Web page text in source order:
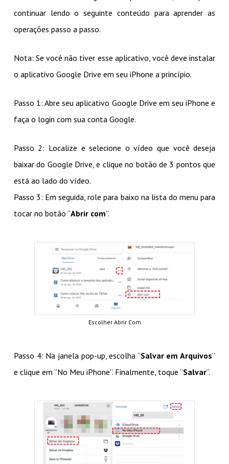
continuar lendo o seguinte conteúdo para aprender as
operações passo a passo.
Nota: Se você não tiver esse aplicativo, você deve instalar
o aplicativo Google Drive em seu iPhone a princípio.
Passo 1: Abre seu aplicativo Google Drive em seu iPhone e
faça o login com sua conta Google.
Passo 2: Localize e selecione o vídeo que você deseja
baixar do Google Drive, e clique no botão de 3 pontos que
está ao lado do vídeo.
Passo 3: Em seguida, role para baixo na lista do menu para
tocar no botão “Abrir com”.
Escolher Abrir Com
Passo 4: Na janela pop-up, escolha “Salvar em Arquivos”
e clique em “No Meu iPhone”. Finalmente, toque “Salvar”.